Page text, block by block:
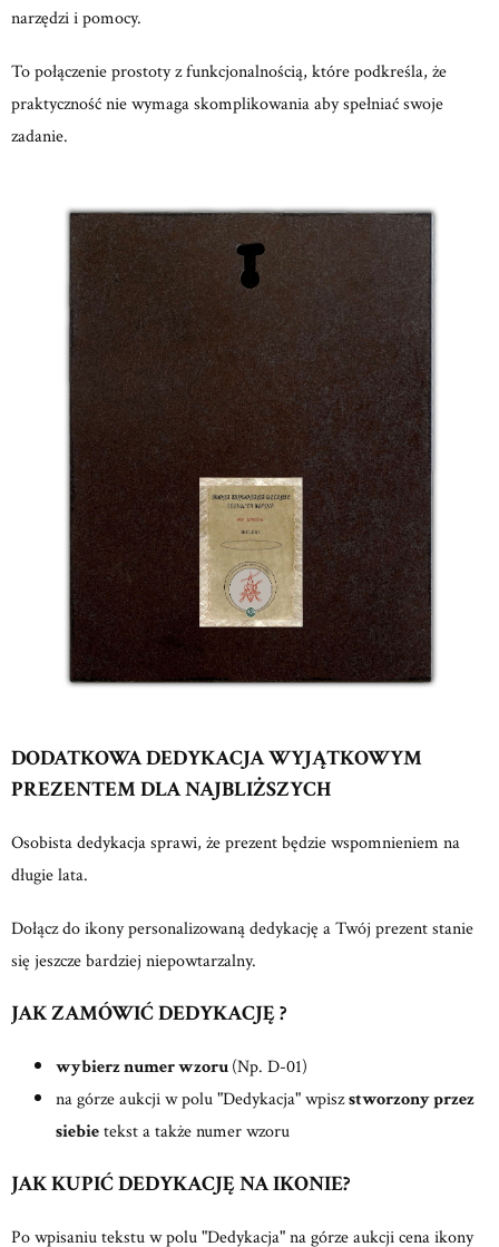
narzędzi i pomocy.
To połączenie prostoty z funkcjonalnością, które podkreśla, że
praktyczność nie wymaga skomplikowania aby spełniać swoje
zadanie.
DODATKOWA DEDYKACJA WYJĄTKOWYM
PREZENTEM DLA NAJBLIŻSZYCH
Osobista dedykacja sprawi, że prezent będzie wspomnieniem na
długie lata.
Dołącz do ikony personalizowaną dedykację a Twój prezent stanie
się jeszcze bardziej niepowtarzalny.
JAK ZAMÓWIĆ DEDYKACJĘ ?
wybierz numer wzoru(Np. D-01)
na górze aukcji w polu "Dedykacja" wpiszstworzony przez
siebietekst a także numer wzoru
JAK KUPIĆ DEDYKACJĘ NA IKONIE?
Po wpisaniu tekstu w polu "Dedykacja" na górze aukcji cena ikony